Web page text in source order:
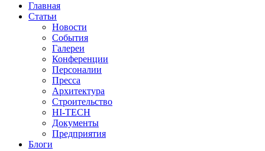
Главная
Статьи
Новости
События
Галереи
Конференции
Персоналии
Пресса
Архитектура
Строительство
HI-TECH
Документы
Предприятия
Блоги